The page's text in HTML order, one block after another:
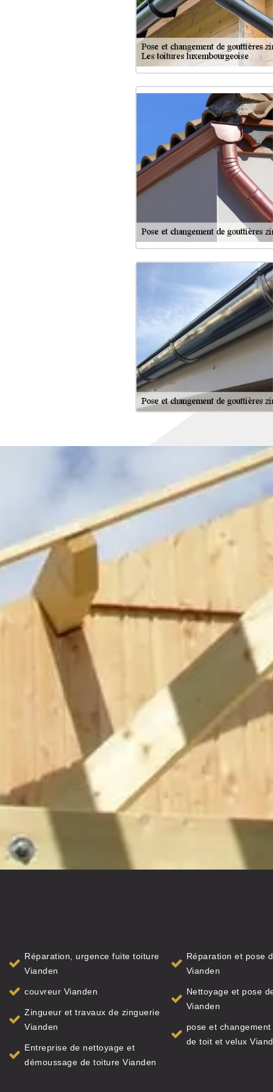
Réparation, urgence fuite toiture
Vianden
couvreur Vianden
Zingueur et travaux de zinguerie
Vianden
Entreprise de nettoyage et
démoussage de toiture Vianden
Réparation et pose
Vianden
Nettoyage et pose
Vianden
pose et
de toit et velux